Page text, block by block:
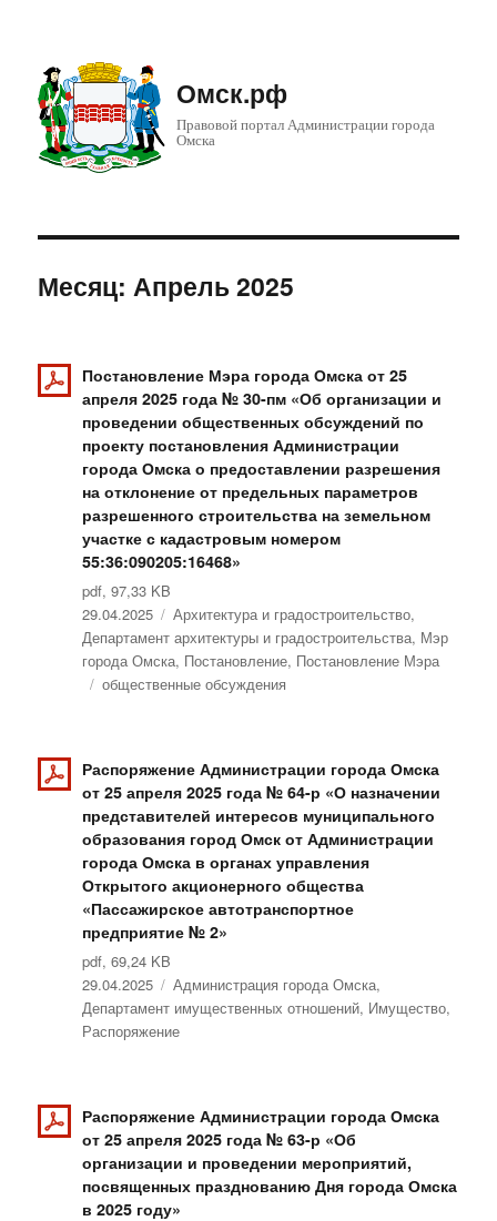
Омск.рф
Правовой портал Администрации города
Омска
Месяц: Апрель 2025
Постановление Мэра города Омска от 25
апреля 2025 года № 30-пм «Об организации и
проведении общественных обсуждений по
проекту постановления Администрации
города Омска о предоставлении разрешения
на отклонение от предельных параметров
разрешенного строительства на земельном
участке с кадастровым номером
55:36:090205:16468»
pdf, 97,33 KB
Опубликовано
29.04.2025 Рубрики
Архитектура и градостроительство,
Департамент архитектуры и градостроительства, Мэр
города Омска, Постановление, Постановление Мэра
Метки
общественные обсуждения
Распоряжение Администрации города Омска
от 25 апреля 2025 года № 64-р «О назначении
представителей интересов муниципального
образования город Омск от Администрации
города Омска в органах управления
Открытого акционерного общества
«Пассажирское автотранспортное
предприятие № 2»
pdf, 69,24 KB
Опубликовано
29.04.2025 Рубрики
Администрация города Омска,
Департамент имущественных отношений, Имущество,
Распоряжение
Распоряжение Администрации города Омска
от 25 апреля 2025 года № 63-р «Об
организации и проведении мероприятий,
посвященных празднованию Дня города Омска
в 2025 году»